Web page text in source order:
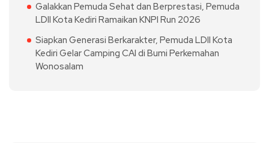
Galakkan Pemuda Sehat dan Berprestasi, Pemuda
LDII Kota Kediri Ramaikan KNPI Run 2026
Siapkan Generasi Berkarakter, Pemuda LDII Kota
Kediri Gelar Camping CAI di Bumi Perkemahan
Wonosalam